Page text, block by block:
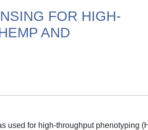
FOR HIGH-
AND
used for high-throughput phenotyping